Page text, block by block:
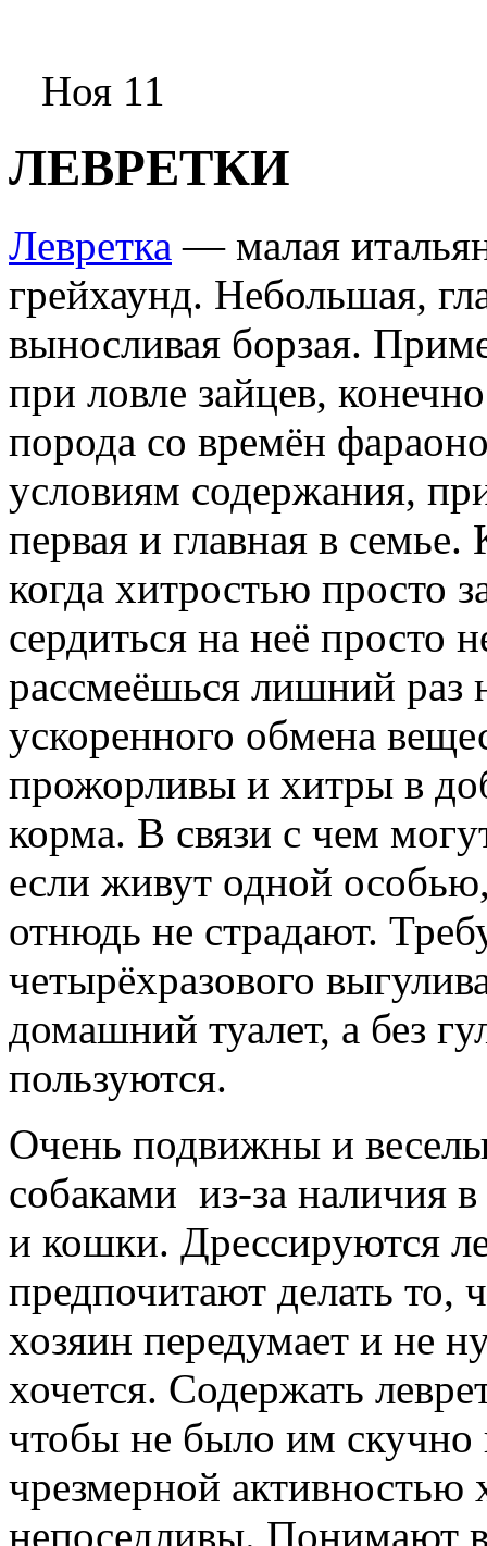
Ноя 11
ЛЕВРЕТКИ
Левретка — малая
грейхаунд. Небольшая,
выносливая борзая.
при ловле зайцев,
порода со времён
условиям содержания,
первая и главная в
когда хитростью просто
сердиться на неё просто
рассмеёшься лишний раз
ускоренного обмена
прожорливы и хитры в
корма. В связи с чем
если живут одной
отнюдь не страдают.
четырёхразового
домашний туалет, а без
пользуются.
Очень подвижны и
собаками из-за наличия в
и кошки. Дрессируются
предпочитают делать то,
хозяин передумает и не
хочется. Содержать
чтобы не было им скучно
чрезмерной активностью
непоседливы. Понимают